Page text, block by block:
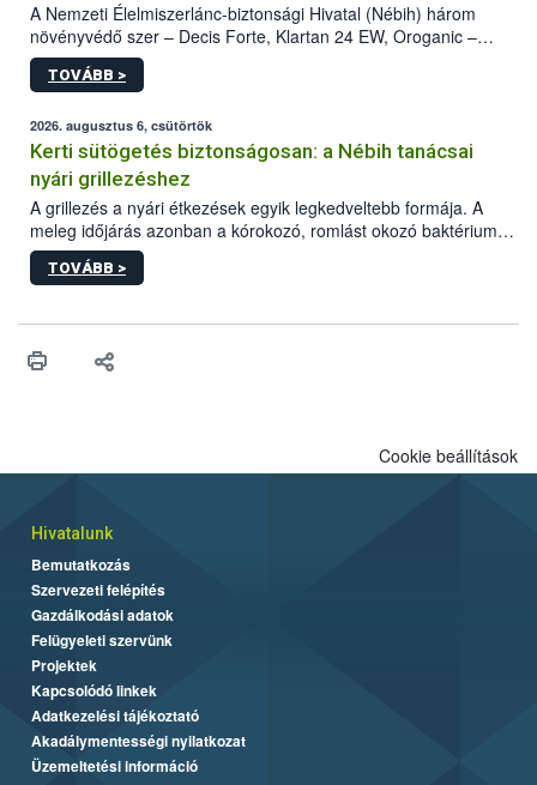
A Nemzeti Élelmiszerlánc-biztonsági Hivatal (Nébih) három
növényvédő szer – Decis Forte, Klartan 24 EW, Oroganic –
engedélyokiratát módosította, így azok a szüretet követően,
egészen a vesszőérettség (BBCH 91) stádiumáig
érésű szőlőkben is legyen lehetőség a károsító elleni további
védekezésre. Az Oroganic készítmény kis kiszerelésben kiskerti
felhasználók számára is elérhető és ökológiai termesztésben is
engedélyezett.
TOVÁBB >
2026. augusztus 6, csütörtök
Kerti sütögetés biztonságosan: a Nébih tanácsai
nyári grillezéshez
A grillezés a nyári étkezések egyik legkedveltebb formája. A
meleg időjárás azonban a kórokozó, romlást okozó baktériumok
gyorsabb szaporodásának is kedvez. A szabadtéri sütögetés
ezért nem csupán a megfelelő sütési technikáról szól: legalább
higiéniai szabályok betartása, a megfelelő hőkezelés, valamint a
biztonsági Hivatal (Nébih) Oktatási Programja összegyűjtötte a
TOVÁBB >
Cookie beállítások
Hivatalunk
Bemutatkozás
Szervezeti felépítés
Gazdálkodási adatok
Felügyeleti szervünk
Projektek
Kapcsolódó linkek
Adatkezelési tájékoztató
Akadálymentességi nyilatkozat
Üzemeltetési információ